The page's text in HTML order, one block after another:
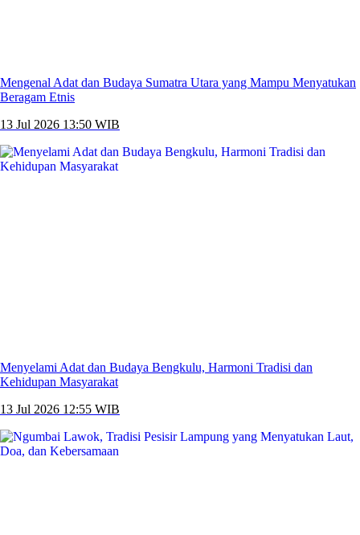
Mengenal Adat dan Budaya Sumatra Utara yang Mampu Menyatukan
Beragam Etnis
13 Jul 2026 13:50 WIB
Menyelami Adat dan Budaya Bengkulu, Harmoni Tradisi dan
Kehidupan Masyarakat
13 Jul 2026 12:55 WIB